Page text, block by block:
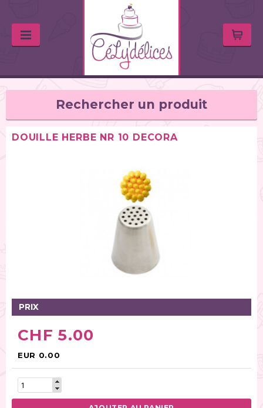
Rechercher un produit
Poches à douille et bouteilles (62)
Pinces (6)
Rouleaux (18)
Tapis (21)
Outils pour pâte à sucre (86)
Presses à textures (26)
DOUILLE HERBE NR 10 DECORA
PRIX
CHF 5.00
EUR 0.00